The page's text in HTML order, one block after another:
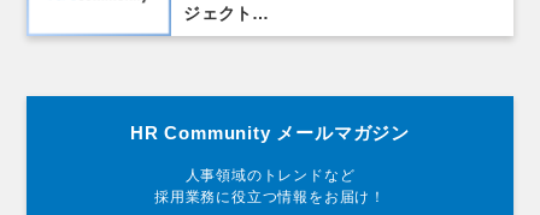
ジェクト…
HR Community メールマガジン
人事領域のトレンドなど
採用業務に役立つ情報をお届け！